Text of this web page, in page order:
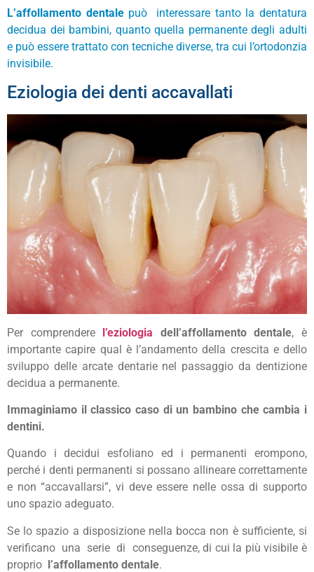
L’affollamento dentale può interessare tanto la dentatura
decidua dei bambini, quanto quella permanente degli adulti
e può essere trattato con tecniche diverse, tra cui l’ortodonzia
invisibile.
Eziologia dei denti accavallati
Per comprendere l’eziologia dell’affollamento dentale, è
importante capire qual è l’andamento della crescita e dello
sviluppo delle arcate dentarie nel passaggio da dentizione
decidua a permanente.
Immaginiamo il classico caso di un bambino che cambia i
dentini.
Quando i decidui esfoliano ed i permanenti erompono,
perché i denti permanenti si possano allineare correttamente
e non “accavallarsi”, vi deve essere nelle ossa di supporto
uno spazio adeguato.
Se lo spazio a disposizione nella bocca non è sufficiente, si
verificano una serie di conseguenze, di cui la più visibile è
proprio l’affollamento dentale.